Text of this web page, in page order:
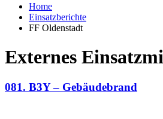
Home
Einsatzberichte
FF Oldenstadt
Externes
081. B3Y – Gebäudebrand